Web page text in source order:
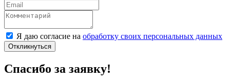
Я даю согласие на обработку своих персональных данных
Откликнуться
Спасибо за заявку!